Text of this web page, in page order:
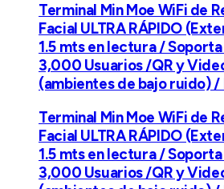
Terminal Min Moe WiFi de
Facial ULTRA RÁPIDO
1.5 mts en lectura /
3,000 Usuarios /QR y
(ambientes de bajo ruido) /
Terminal Min Moe WiFi de
Facial ULTRA RÁPIDO
1.5 mts en lectura /
3,000 Usuarios /QR y